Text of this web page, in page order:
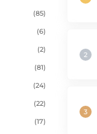
(85)
(6)
(2)
(81)
(24)
(22)
(17)